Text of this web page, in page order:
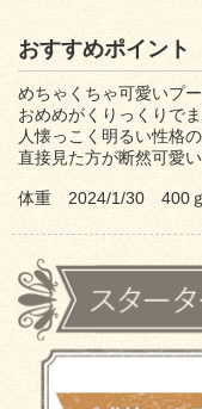
おすすめポイント
めちゃくちゃ可愛いプ
おめめがくりっくりで
人懐っこく明るい性格
直接見た方が断然可愛
体重 2024/1/30 400ｇ